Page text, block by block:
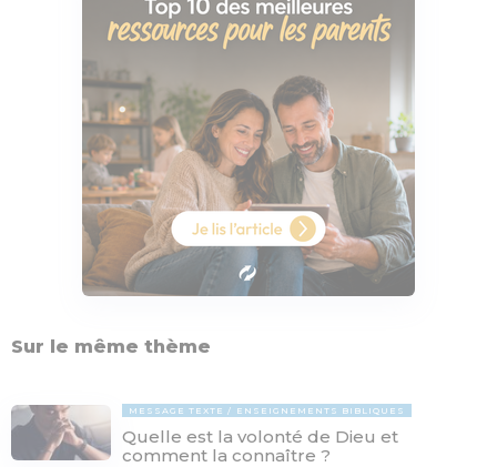
Sur le même thème
MESSAGE TEXTE ENSEIGNEMENTS BIBLIQUES
Quelle est la volonté de Dieu et
comment la connaître ?